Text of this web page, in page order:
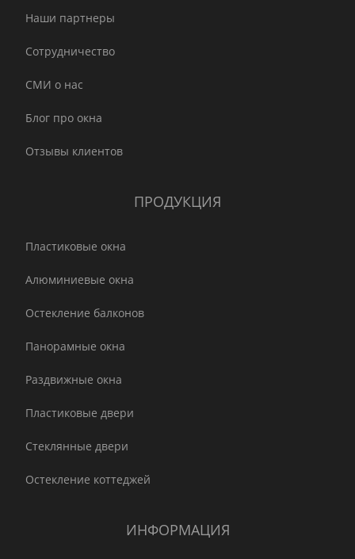
Наши партнеры
Сотрудничество
СМИ о нас
Блог про окна
Отзывы клиентов
ПРОДУКЦИЯ
Пластиковые окна
Алюминиевые окна
Остекление балконов
Панорамные окна
Раздвижные окна
Пластиковые двери
Стеклянные двери
Остекление коттеджей
ИНФОРМАЦИЯ